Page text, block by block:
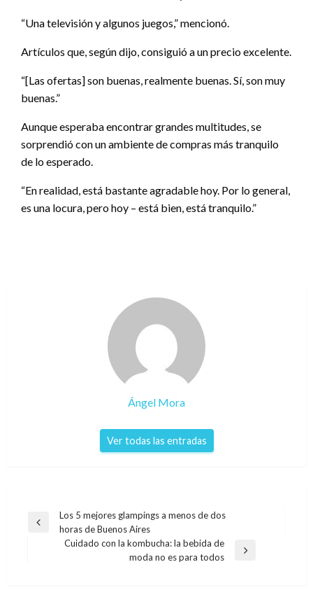
“Una televisión y algunos juegos,” mencionó.
Artículos que, según dijo, consiguió a un precio excelente.
“[Las ofertas] son buenas, realmente buenas. Sí, son muy
buenas.”
Aunque esperaba encontrar grandes multitudes, se
sorprendió con un ambiente de compras más tranquilo
de lo esperado.
“En realidad, está bastante agradable hoy. Por lo general,
es una locura, pero hoy – está bien, está tranquilo.”
Ángel Mora
Ver todas las entradas
Navegación
Entrada
Los 5 mejores glampings a menos de dos
horas de Buenos Aires
Cuidado con la kombucha: la bebida de
moda no es para todos